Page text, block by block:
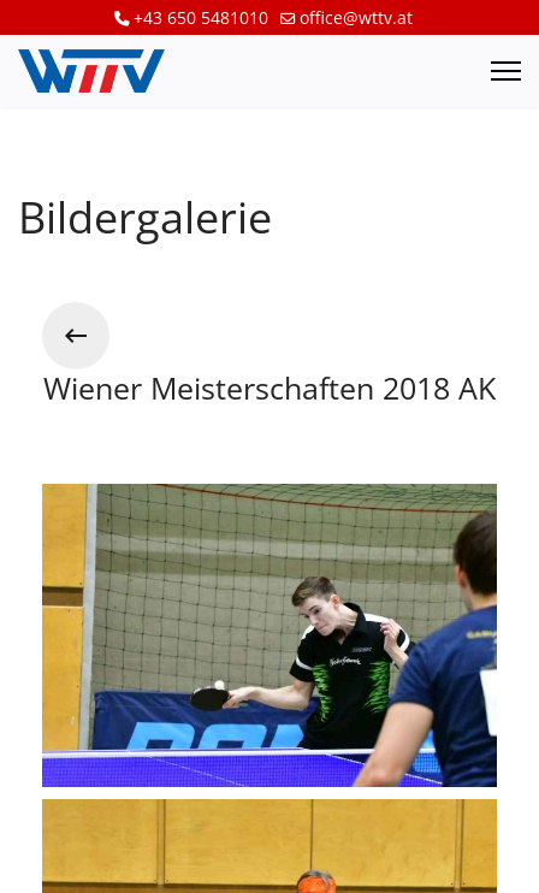
+43 650 5481010 office@wttv.at
Bildergalerie
Wiener Meisterschaften 2018 AK